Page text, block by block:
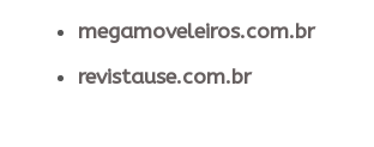
megamoveleiros.com.br
revistause.com.br